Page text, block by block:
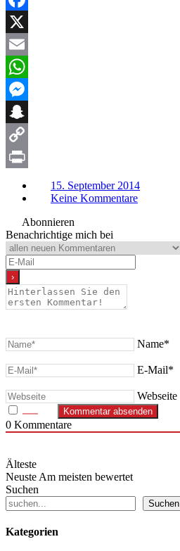
Facebook
X
Email
WhatsApp
Messenger
Snapchat
Copy
15. September 2014
Keine Kommentare
Abonnieren
Benachrichtige mich bei
Name*
E-Mail*
Webseite
0 Kommentare
Älteste
Neuste Am meisten bewertet
Suchen
Suchen
Kategorien